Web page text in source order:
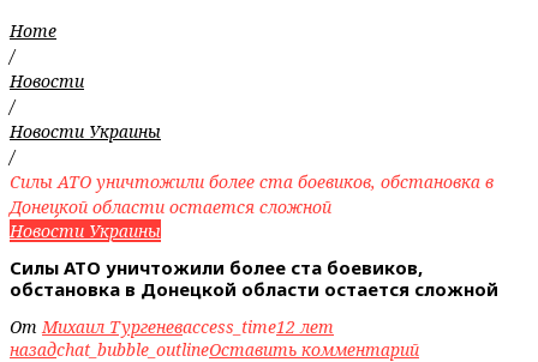
Home
/
Новости
/
Новости Украины
/
Силы АТО уничтожили более ста боевиков, обстановка в
Донецкой области остается сложной
Новости Украины
Силы АТО уничтожили более ста боевиков,
обстановка в Донецкой области остается сложной
ОтМихаил Тургеневaccess_time12 лет
назадchat_bubble_outlineОставить комментарий